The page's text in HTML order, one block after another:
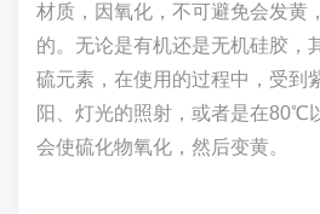
材质，因氧化，不可避免会发黄
的。无论是有机还是无机硅胶，
硫元素，在使用的过程中，受到
阳、灯光的照射，或者是在80℃
会使硫化物氧化，然后变黄。